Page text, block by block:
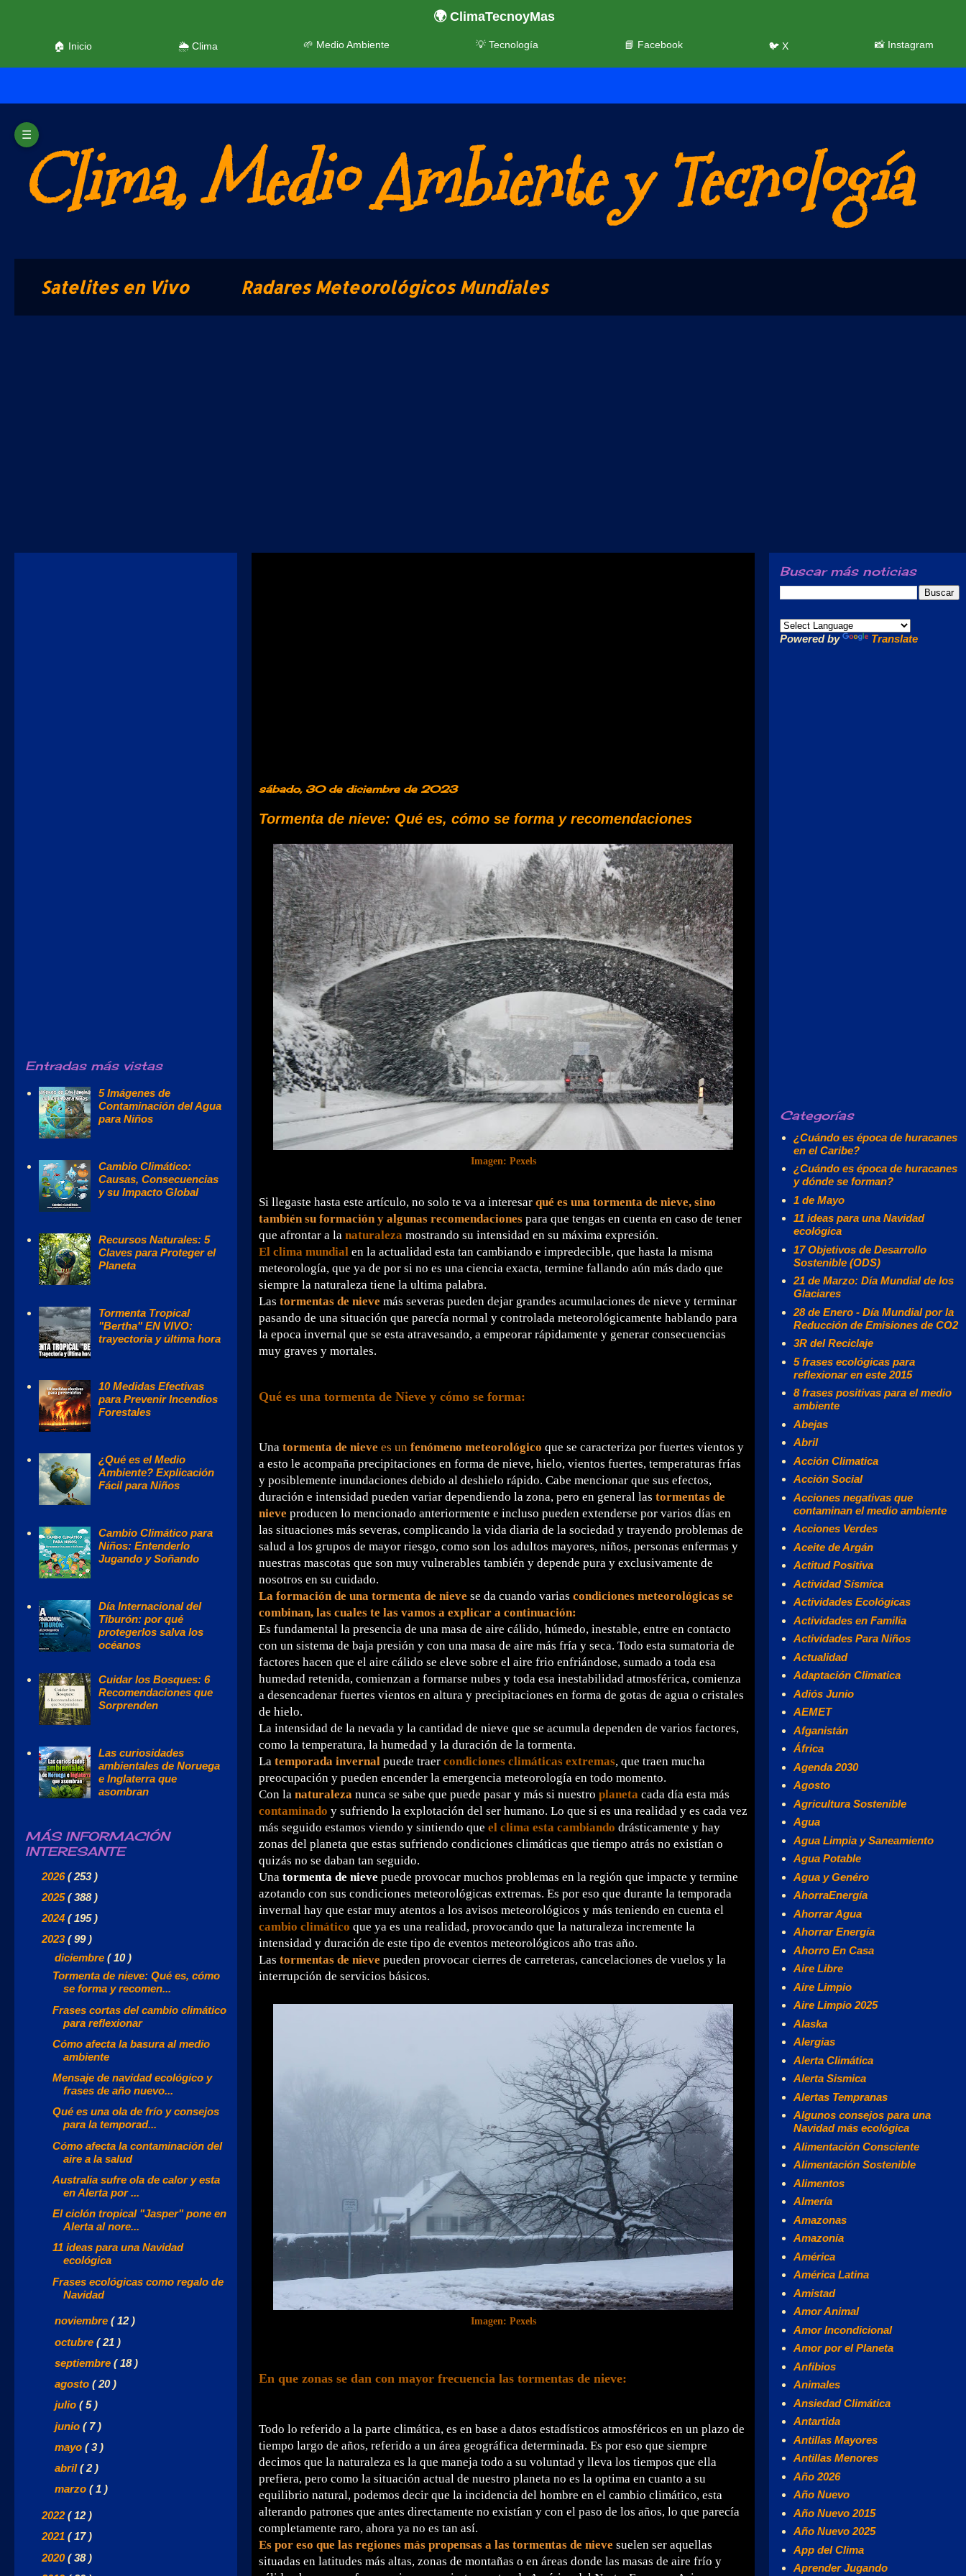
☰Clima, Medio Ambiente y Tecnología
🌍 ClimaTecnoyMas
🏠 Inicio 🌦️ Clima 🌱 Medio Ambiente 💡 Tecnología 📘 Facebook 🐦 X 📸 Instagram
Satelites en Vivo Radares Meteorológicos Mundiales
sábado, 30 de diciembre de 2023
Tormenta de nieve: Qué es, cómo se forma y recomendaciones
Imagen: Pexels
Si llegaste hasta este artículo, no solo te va a interesar qué es una tormenta de nieve, sino
también su formación y algunas recomendaciones para que tengas en cuenta en caso de tener
que afrontar a la naturaleza mostrando su intensidad en su máxima expresión.
El clima mundial en la actualidad esta tan cambiando e impredecible, que hasta la misma
meteorología, que ya de por si no es una ciencia exacta, termine fallando aún más dado que
siempre la naturaleza tiene la ultima palabra.
Las tormentas de nieve más severas pueden dejar grandes acumulaciones de nieve y terminar
pasando de una situación que parecía normal y controlada meteorológicamente hablando para
la epoca invernal que se esta atravesando, a empeorar rápidamente y generar consecuencias
muy graves y mortales.
Qué es una tormenta de Nieve y cómo se forma:
Una tormenta de nieve es un fenómeno meteorológico que se caracteriza por fuertes vientos y
a esto le acompaña precipitaciones en forma de nieve, hielo, vientos fuertes, temperaturas frías
y posiblemente inundaciones debido al deshielo rápido. Cabe mencionar que sus efectos,
duración e intensidad pueden variar dependiendo la zona, pero en general las tormentas de
nieve producen lo mencionado anteriormente e incluso pueden extenderse por varios días en
las situaciones más severas, complicando la vida diaria de la sociedad y trayendo problemas de
salud a los grupos de mayor riesgo, como son los adultos mayores, niños, personas enfermas y
nuestras mascotas que son muy vulnerables también y depende pura y exclusivamente de
nosotros en su cuidado.
La formación de una tormenta de nieve se da cuando varias condiciones meteorológicas se
combinan, las cuales te las vamos a explicar a continuación:
Es fundamental la presencia de una masa de aire cálido, húmedo, inestable, entre en contacto
con un sistema de baja presión y con una masa de aire más fría y seca. Todo esta sumatoria de
factores hacen que el aire cálido se eleve sobre el aire frio enfriándose, sumado a toda esa
humedad retenida, comienzan a formarse nubes y toda esa inestabilidad atmosférica, comienza
a desencadenar fuertes vientos en altura y precipitaciones en forma de gotas de agua o cristales
de hielo.
La intensidad de la nevada y la cantidad de nieve que se acumula dependen de varios factores,
como la temperatura, la humedad y la duración de la tormenta.
La temporada invernal puede traer condiciones climáticas extremas, que traen mucha
preocupación y pueden encender la emergencia meteorología en todo momento.
Con la naturaleza nunca se sabe que puede pasar y más si nuestro planeta cada día esta más
contaminado y sufriendo la explotación del ser humano. Lo que si es una realidad y es cada vez
más seguido estamos viendo y sintiendo que el clima esta cambiando drásticamente y hay
zonas del planeta que estas sufriendo condiciones climáticas que tiempo atrás no existían o
quizás no se daban tan seguido.
Una tormenta de nieve puede provocar muchos problemas en la región que impacte y termine
azotando con sus condiciones meteorológicas extremas. Es por eso que durante la temporada
invernal hay que estar muy atentos a los avisos meteorológicos y más teniendo en cuenta el
cambio climático que ya es una realidad, provocando que la naturaleza incremente la
intensidad y duración de este tipo de eventos meteorológicos año tras año.
Las tormentas de nieve pueden provocar cierres de carreteras, cancelaciones de vuelos y la
interrupción de servicios básicos.
Imagen: Pexels
En que zonas se dan con mayor frecuencia las tormentas de nieve:
Todo lo referido a la parte climática, es en base a datos estadísticos atmosféricos en un plazo de
tiempo largo de años, referido a un área geográfica determinada. Es por eso que siempre
decimos que la naturaleza es la que maneja todo a su voluntad y lleva los tiempos que ella
prefiera, pero como la situación actual de nuestro planeta no es la optima en cuanto a su
equilibrio natural, podemos decir que la incidencia del hombre en el cambio climático, esta
alterando patrones que antes directamente no existían y con el paso de los años, lo que parecía
completamente raro, ahora ya no es tan así.
Es por eso que las regiones más propensas a las tormentas de nieve suelen ser aquellas
situadas en latitudes más altas, zonas de montañas o en áreas donde las masas de aire frío y
Entradas más vistas
5 Imágenes de
Contaminación del Agua
para Niños
Cambio Climático:
Causas, Consecuencias
y su Impacto Global
Recursos Naturales: 5
Claves para Proteger el
Planeta
Tormenta Tropical
"Bertha" EN VIVO:
trayectoria y última hora
10 Medidas Efectivas
para Prevenir Incendios
Forestales
¿Qué es el Medio
Ambiente? Explicación
Fácil para Niños
Cambio Climático para
Niños: Entenderlo
Jugando y Soñando
Día Internacional del
Tiburón: por qué
protegerlos salva los
océanos
Cuidar los Bosques: 6
Recomendaciones que
Sorprenden
Las curiosidades
ambientales de Noruega
e Inglaterra que
asombran
MÁS INFORMACIÓN
INTERESANTE
2026( 253 )
2025( 388 )
2024 ( 195 )
2023( 99 )
diciembre ( 10 )
Tormenta de nieve: Qué es, cómo
se forma y recomen...
Frases cortas del cambio climático
para reflexionar
Cómo afecta la basura al medio
ambiente
Mensaje de navidad ecológico y
frases de año nuevo...
Qué es una ola de frío y consejos
para la temporad...
Cómo afecta la contaminación del
aire a la salud
Australia sufre ola de calor y esta
en Alerta por ...
El ciclón tropical "Jasper" pone en
Alerta al nore...
11 ideas para una Navidad
ecológica
Frases ecológicas como regalo de
Navidad
noviembre ( 12 )
octubre ( 21 )
septiembre ( 18 )
agosto ( 20 )
julio ( 5 )
junio ( 7 )
mayo ( 3 )
abril( 2 )
marzo ( 1 )
2022( 12 )
2021 ( 17 )
2020( 38 )
Buscar más noticias
Powered by Translate
Categorías
¿Cuándo es época de huracanes
en el Caribe?
¿Cuándo es época de huracanes
y dónde se forman?
1 de Mayo
11 ideas para una Navidad
ecológica
17 Objetivos de Desarrollo
Sostenible (ODS)
21 de Marzo: Día Mundial de los
Glaciares
28 de Enero - Día Mundial por la
Reducción de Emisiones de CO2
3R del Reciclaje
5 frases ecológicas para
reflexionar en este 2015
8 frases positivas para el medio
ambiente
Abejas
Abril
Acción Climatica
Acción Social
Acciones negativas que
contaminan el medio ambiente
Acciones Verdes
Aceite de Argán
Actitud Positiva
Actividad Sísmica
Actividades Ecológicas
Actividades en Familia
Actividades Para Niños
Actualidad
Adaptación Climatica
Adiós Junio
AEMET
Afganistán
África
Agenda 2030
Agosto
Agricultura Sostenible
Agua
Agua Limpia y Saneamiento
Agua Potable
Agua y Genéro
AhorraEnergía
Ahorrar Agua
Ahorrar Energía
Ahorro En Casa
Aire Libre
Aire Limpio
Aire Limpio 2025
Alaska
Alergias
Alerta Climática
Alerta Sismica
Alertas Tempranas
Algunos consejos para una
Navidad más ecológica
Alimentación Consciente
Alimentación Sostenible
Alimentos
Almería
Amazonas
Amazonía
América
América Latina
Amistad
Amor Animal
Amor Incondicional
Amor por el Planeta
Anfibios
Animales
Ansiedad Climática
Antartida
Antillas Mayores
Antillas Menores
Año 2026
Año Nuevo
Año Nuevo 2015
Año Nuevo 2025
App del Clima
Aprender Jugando